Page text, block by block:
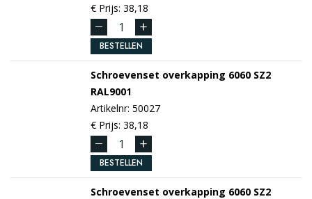
€ Prijs: 38,18
BESTELLEN
Schroevenset overkapping 6060 SZ2
RAL9001
Artikelnr: 50027
€ Prijs: 38,18
BESTELLEN
Schroevenset overkapping 6060 SZ2